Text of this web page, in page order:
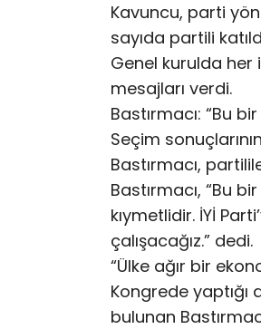
Kavuncu, parti
sayıda partili
Genel kurulda her
mesajları verdi.
Bastırmacı: “Bu
Seçim
Bastırmacı,
Bastırmacı, “Bu
kıymetlidir. İYİ
çalışacağız.” dedi.
“Ülke ağır bir
Kongrede
bulunan